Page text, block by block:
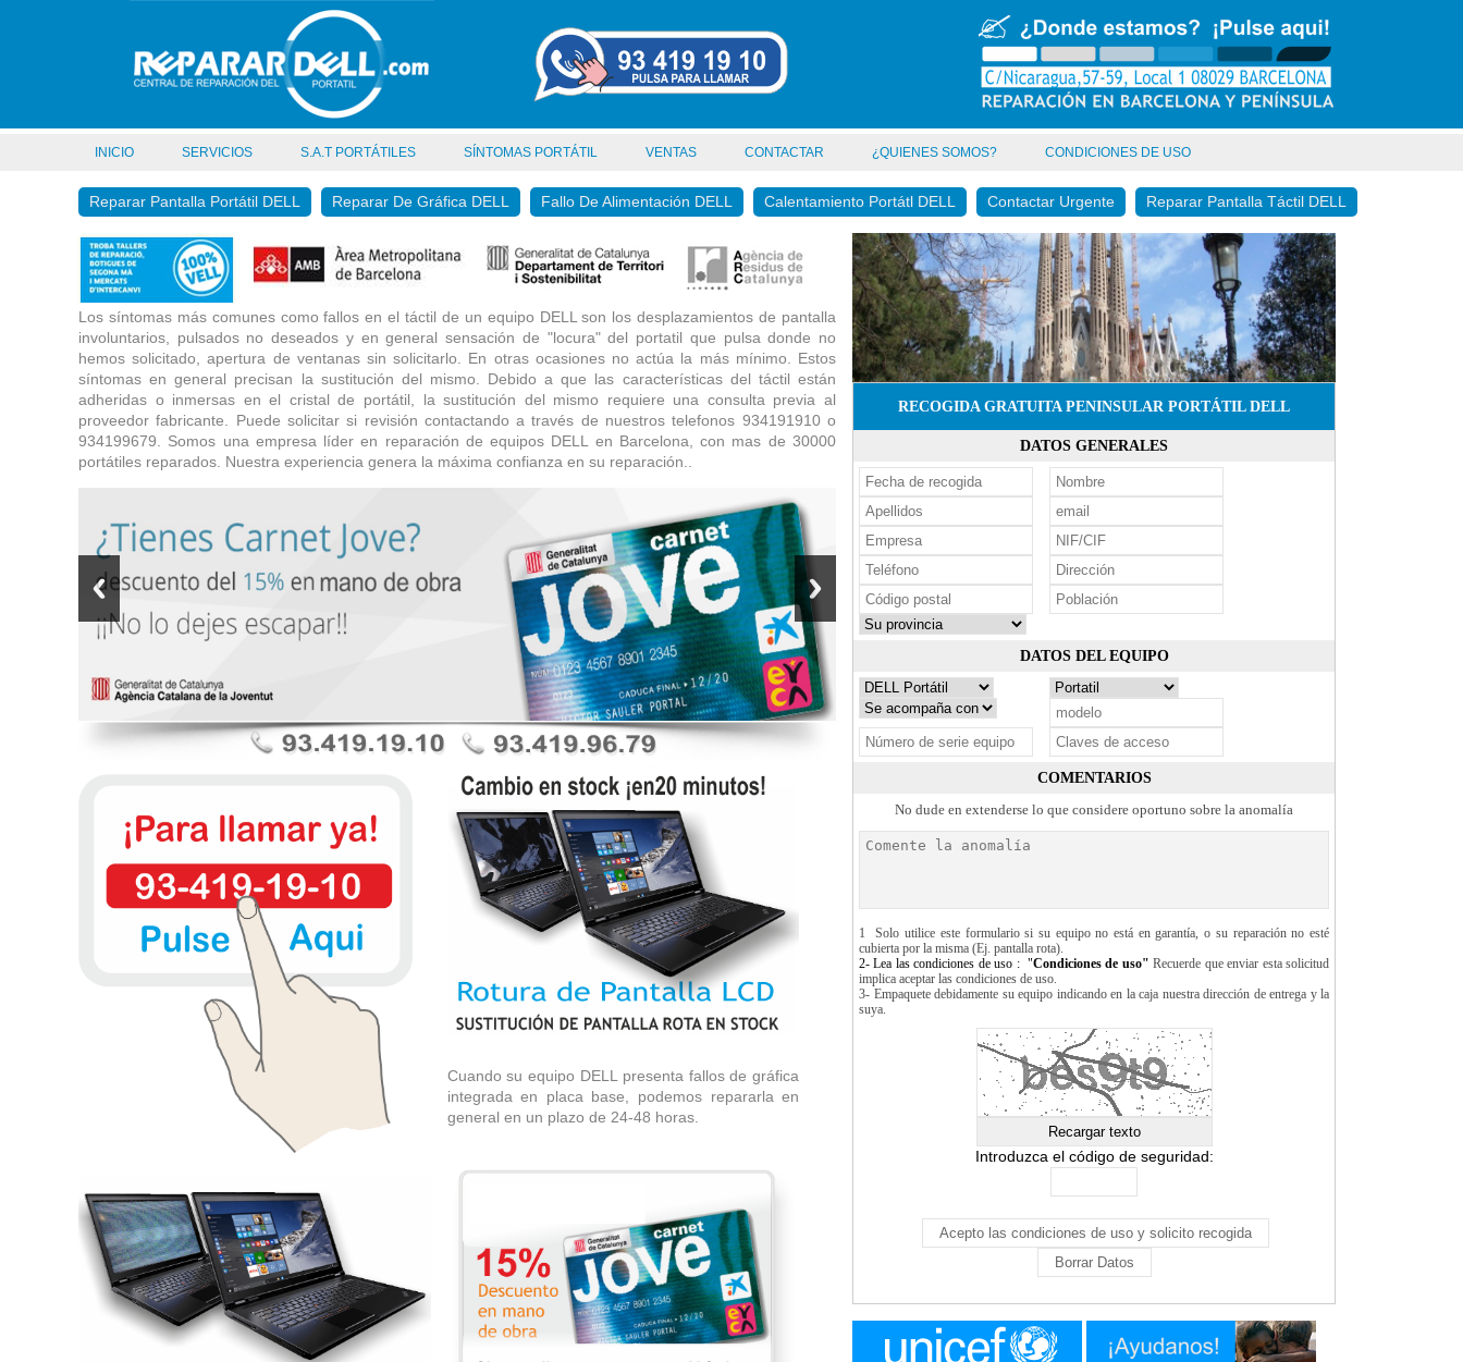
INICIO SERVICIOS S.A.T PORTÁTILES SÍNTOMAS PORTÁTIL VENTAS CONTACTAR ¿QUIENES SOMOS? CONDICIONES DE USO
Reparar Pantalla Portátil DELL Reparar De Gráfica DELL Fallo De Alimentación DELL Calentamiento Portátl DELL Contactar Urgente Reparar Pantalla Táctil DELL
Los síntomas más comunes como fallos en el táctil de un equipo DELL son los desplazamientos de pantalla
involuntarios, pulsados no deseados y en general sensación de "locura" del portatil que pulsa donde no
hemos solicitado, apertura de ventanas sin solicitarlo. En otras ocasiones no actúa la más mínimo. Estos
síntomas en general precisan la sustitución del mismo. Debido a que las características del táctil están
adheridas o inmersas en el cristal de portátil, la sustitución del mismo requiere una consulta previa al
proveedor fabricante. Puede solicitar si revisión contactando a través de nuestros telefonos 934191910 o
934199679. Somos una empresa líder en reparación de equipos DELL en Barcelona, con mas de 30000
portátiles reparados. Nuestra experiencia genera la máxima confianza en su reparación..
Cuando su equipo DELL presenta fallos de gráfica
integrada en placa base, podemos repararla en
general en un plazo de 24-48 horas.
RECOGIDA GRATUITA PENINSULAR PORTÁTIL DELL
DATOS GENERALES
DATOS DEL EQUIPO
COMENTARIOS
No dude en extenderse lo que considere oportuno sobre la anomalía
1 Solo utilice este formulario si su equipo no está en garantía, o su reparación no esté
cubierta por la misma (Ej. pantalla rota).
2- Lea las condiciones de uso : "Condiciones de uso" Recuerde que enviar esta solicitud
implica aceptar las condiciones de uso.
3- Empaquete debidamente su equipo indicando en la caja nuestra dirección de entrega y la
suya.
Introduzca el código de seguridad: